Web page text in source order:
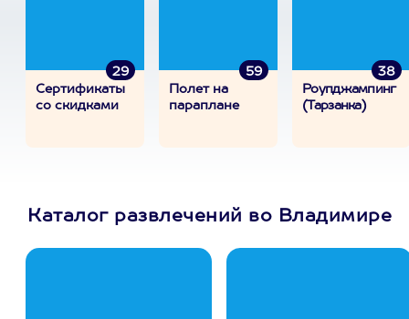
29
Сертификаты
со скидками
59
Полет на
параплане
38
Роупджампинг
(Тарзанка)
Каталог развлечений во Владимире